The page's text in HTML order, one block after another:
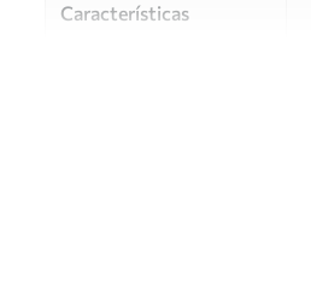
Características